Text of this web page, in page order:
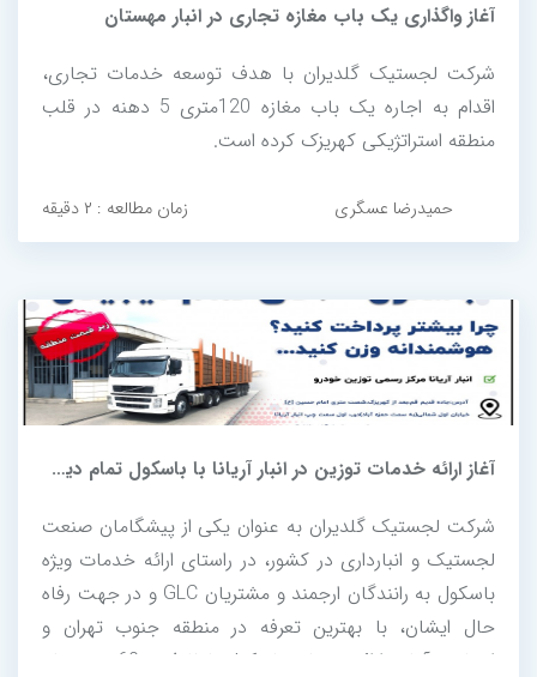
آغاز واگذاری یک باب مغازه تجاری در انبار مهستان
شرکت لجستیک گلدیران با هدف توسعه خدمات تجاری،
اقدام به اجاره یک باب مغازه 120متری 5 دهنه در قلب
منطقه استراتژیکی کهریزک کرده است.
حمیدرضا عسگری زمان مطالعه : ۲ دقیقه
آغاز ارائه خدمات توزین در انبار آریانا با باسکول تمام دیجیتال
شرکت لجستیک گلدیران به عنوان یکی از پیشگامان صنعت
لجستیک و انبارداری در کشور، در راستای ارائه خدمات ویژه
باسکول به رانندگان ارجمند و مشتریان GLC و در جهت رفاه
حال ایشان، با بهترین تعرفه در منطقه جنوب تهران و